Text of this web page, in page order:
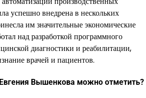
успешно внедрена в нескольких
им значительные экономические
над разработкой программного
диагностики и реабилитации,
врачей и пациентов.
Вышенкова можно отметить?